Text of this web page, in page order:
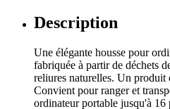
Description
Une élégante housse pour
fabriquée à partir de déchets
reliures naturelles. Un
Convient pour ranger et
ordinateur portable jusqu'à 16